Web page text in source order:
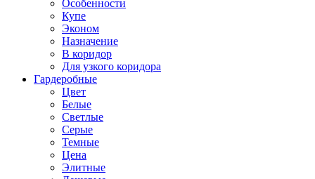
Особенности
Купе
Эконом
Назначение
В коридор
Для узкого коридора
Гардеробные
Цвет
Белые
Светлые
Серые
Темные
Цена
Элитные